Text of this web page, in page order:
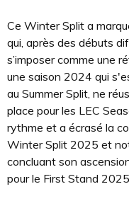
Ce Winter Split a
qui, après des débuts
s’imposer comme une
une saison 2024 qui
au Summer Split, ne
place pour les LEC
rythme et a écrasé la
Winter Split 2025 et
concluant son
pour le First Stand 2025.